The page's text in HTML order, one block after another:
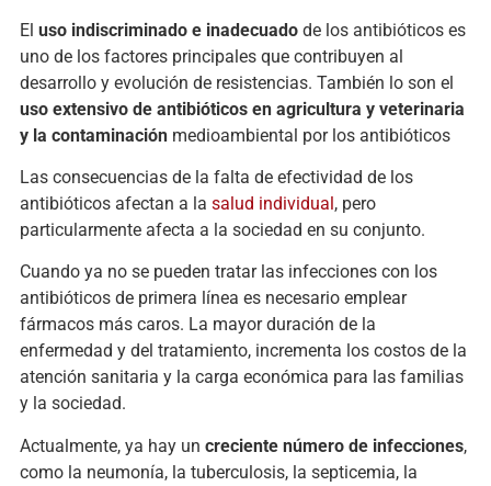
El uso indiscriminado e inadecuadode los antibióticos es
uno de los factores principales que contribuyen al
desarrollo y evolución de resistencias. También lo son el
uso extensivo de antibióticos en agricultura y veterinaria
y la contaminaciónmedioambiental por los antibióticos
Las consecuencias de la falta de efectividad de los
antibióticos afectan a la salud individual, pero
particularmente afecta a la sociedad en su conjunto.
Cuando ya no se pueden tratar las infecciones con los
antibióticos de primera línea es necesario emplear
fármacos más caros. La mayor duración de la
enfermedad y del tratamiento, incrementa los costos de la
atención sanitaria y la carga económica para las familias
y la sociedad.
Actualmente, ya hay un creciente número de infecciones,
como la neumonía, la tuberculosis, la septicemia, la